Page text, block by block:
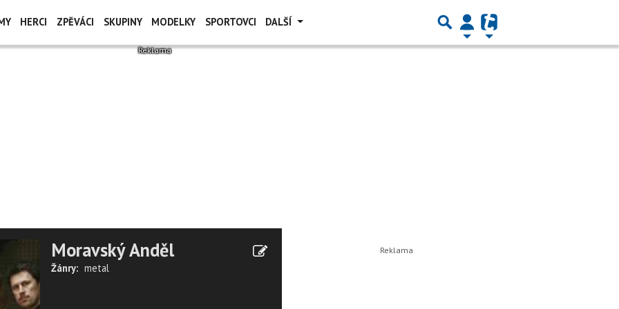
HERCI ZPĚVÁCI SKUPINY MODELKY SPORTOVCI DALŠÍ
Moravský Anděl
Žánry: metal